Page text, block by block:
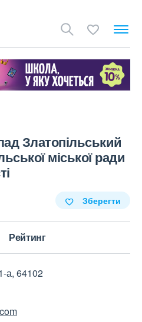
Златопільський
міської ради
Зберегти
Рейтинг
а, 64102